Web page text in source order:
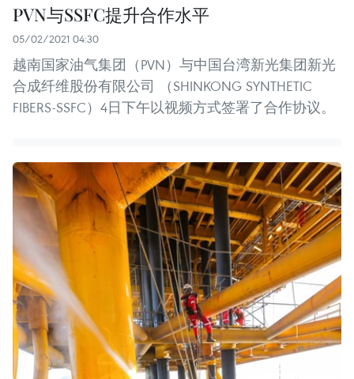
PVN与SSFC提升合作水平
05/02/2021 04:30
越南国家油气集团（PVN）与中国台湾新光集团新光
合成纤维股份有限公司 （SHINKONG SYNTHETIC
FIBERS-SSFC）4日下午以视频方式签署了合作协议。